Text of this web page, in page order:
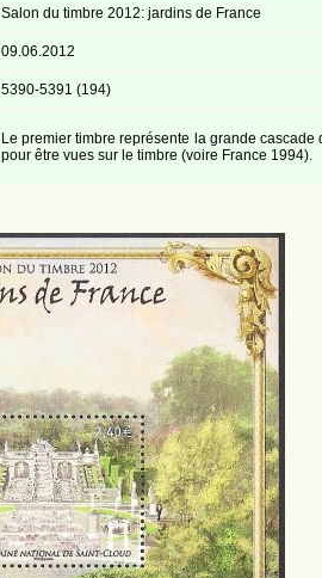
Salon du timbre 2012: jardins de France
09.06.2012
5390-5391 (194)
Le premier timbre représente la grande
pour être vues sur le timbre (voire France 1994).